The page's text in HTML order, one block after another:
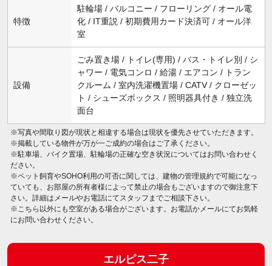
特徴
駐輪場 / バルコニー / フローリング / オール電
化 / IT重説 / 初期費用カード決済可 / オール洋
室
設備
ごみ置き場 / トイレ(専用) / バス・トイレ別 / シ
ャワー / 電気コンロ / 給湯 / エアコン / トラン
クルーム / 室内洗濯機置場 / CATV / クローゼッ
ト / シューズボックス / 照明器具付き / 独立洗
面台
※写真や間取り図が現状と相違する場合は現状を優先させていただきます。
※掲載している物件が万が一ご成約の場合はご了承ください。
※駐車場、バイク置場、駐輪場の正確な空き状況についてはお問い合わせく
ださい。
※ペット飼育やSOHO利用の可否に関しては、建物の管理規約で可能になっ
ていても、お部屋の所有者様によって禁止の場合もございますので御注意下
さい。詳細はメールやお電話にてスタッフまでご相談下さい。
※こちら以外にも空室がある場合がございます。お電話かメールにてお気軽
にお問い合わせください。
エルピス二子